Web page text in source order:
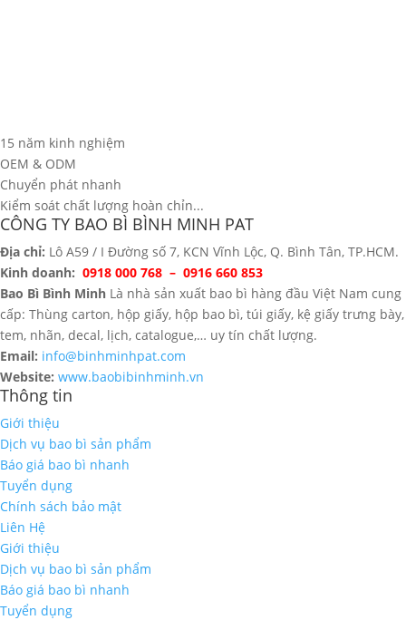
15 năm kinh nghiệm
OEM & ODM
Chuyển phát nhanh
Kiểm soát chất lượng hoàn chỉn...
CÔNG TY BAO BÌ BÌNH MINH PAT
Địa chỉ: Lô A59 / I Đường số 7, KCN Vĩnh Lộc, Q. Bình Tân, TP.HCM.
Kinh doanh: 0918 000 768 – 0916 660 853
Bao Bì Bình Minh Là nhà sản xuất bao bì hàng đầu Việt Nam cung
cấp: Thùng carton, hộp giấy, hộp bao bì, túi giấy, kệ giấy trưng bày,
tem, nhãn, decal, lịch, catalogue,… uy tín chất lượng.
Email: info@binhminhpat.com
Website: www.baobibinhminh.vn
Thông tin
Giới thiệu
Dịch vụ bao bì sản phẩm
Báo giá bao bì nhanh
Tuyển dụng
Chính sách bảo mật
Liên Hệ
Giới thiệu
Dịch vụ bao bì sản phẩm
Báo giá bao bì nhanh
Tuyển dụng